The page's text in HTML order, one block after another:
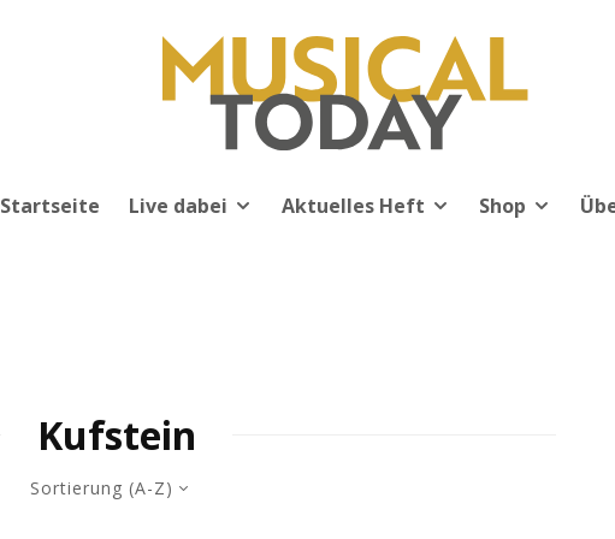
Startseite Live dabei Aktuelles Heft Shop
Kufstein
Sortierung (A-Z)